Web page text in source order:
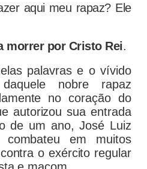
aqui meu rapaz? Ele
morrer por Cristo Rei.
palavras e o vívido
nobre rapaz
no coração do
autorizou sua entrada
de um ano, José Luiz
em muitos
o exército regular